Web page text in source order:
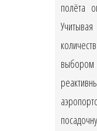
полёта
выбором